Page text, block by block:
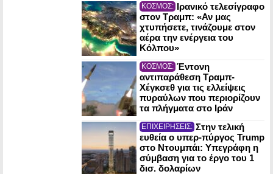
ΚΟΣΜΟΣ: Ιρανικό τελεσίγραφο
στον Τραμπ: «Αν μας
χτυπήσετε, τινάζουμε στον
αέρα την ενέργεια του
Κόλπου»
ΚΟΣΜΟΣ: Έντονη
αντιπαράθεση Τραμπ-
Χέγκσεθ για τις ελλείψεις
πυραύλων που περιορίζουν
τα πλήγματα στο Ιράν
ΕΠΙΧΕΙΡΗΣΕΙΣ: Στην τελική
ευθεία ο υπερ-πύργος Trump
στο Ντουμπάι: Υπεγράφη η
σύμβαση για το έργο του 1
δισ. δολαρίων